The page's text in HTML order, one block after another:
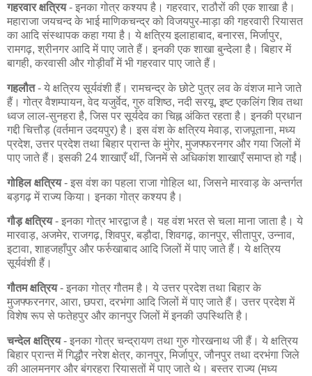
गहरवार क्षत्रिय- इनका गोत्र कश्यप है। गहरवार, राठौरों की एक शाखा है।
महाराजा जयचन्द के भाई माणिकचन्द्र को विजयपुर-माड़ा की गहरवारी रियासत
का आदि संस्थापक कहा गया है। ये क्षत्रिय इलाहाबाद, बनारस, मिर्जापुर,
रामगढ़, श्रीनगर आदि में पाए जाते हैं। इनकी एक शाखा बुन्देला है। बिहार में
बागही, करवासी और गोड़ीवाँ में भी गहरवार पाए जाते हैं।
गहलौत- ये क्षत्रिय सूर्यवंशी हैं। रामचन्द्र के छोटे पुत्र लव के वंशज माने जाते
हैं। गोत्र वैशम्पायन, वेद यजुर्वेद, गुरु वशिष्ठ, नदी सरयू, इष्ट एकलिंग शिव तथा
ध्वज लाल-सुनहरा है, जिस पर सूर्यदेव का चिह्न अंकित रहता है। इनकी प्रधान
गद्दी चित्तौड़ (वर्तमान उदयपुर) है। इस वंश के क्षत्रिय मेवाड़, राजपूताना, मध्य
प्रदेश, उत्तर प्रदेश तथा बिहार प्रान्त के मुंगेर, मुजफ्फरनगर और गया जिलों में
पाए जाते हैं। इसकी 24 शाखाएँ थीं, जिनमें से अधिकांश शाखाएँ समाप्त हो गईं।
गोहिल क्षत्रिय- इस वंश का पहला राजा गोहिल था, जिसने मारवाड़ के अन्तर्गत
बड़गढ़ में राज्य किया। इनका गोत्र कश्यप है।
गौड़ क्षत्रिय- इनका गोत्र भारद्वाज है। यह वंश भरत से चला माना जाता है। ये
मारवाड़, अजमेर, राजगढ़, शिवपुर, बड़ौदा, शिवगढ़, कानपुर, सीतापुर, उन्नाव,
इटावा, शाहजहाँपुर और फर्रुखाबाद आदि जिलों में पाए जाते हैं। ये क्षत्रिय
सूर्यवंशी हैं।
गौतम क्षत्रिय- इनका गोत्र गौतम है। ये उत्तर प्रदेश तथा बिहार के
मुजफ्फरनगर, आरा, छपरा, दरभंगा आदि जिलों में पाए जाते हैं। उत्तर प्रदेश में
विशेष रूप से फतेहपुर और कानपुर जिलों में इनकी उपस्थिति है।
चन्देल क्षत्रिय- इनका गोत्र चन्द्रायण तथा गुरु गोरखनाथ जी हैं। ये क्षत्रिय
बिहार प्रान्त में गिद्धौर नरेश क्षेत्र, कानपुर, मिर्जापुर, जौनपुर तथा दरभंगा जिले
की आलमनगर और बंगरहरा रियासतों में पाए जाते थे। बस्तर राज्य (मध्य